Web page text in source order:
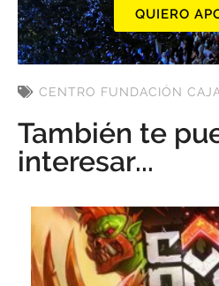
QUIERO
CENTRO FUNDACIÓN
También te
interesar...